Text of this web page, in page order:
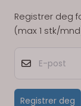
Registrer deg
(max 1 stk/
Registrer deg